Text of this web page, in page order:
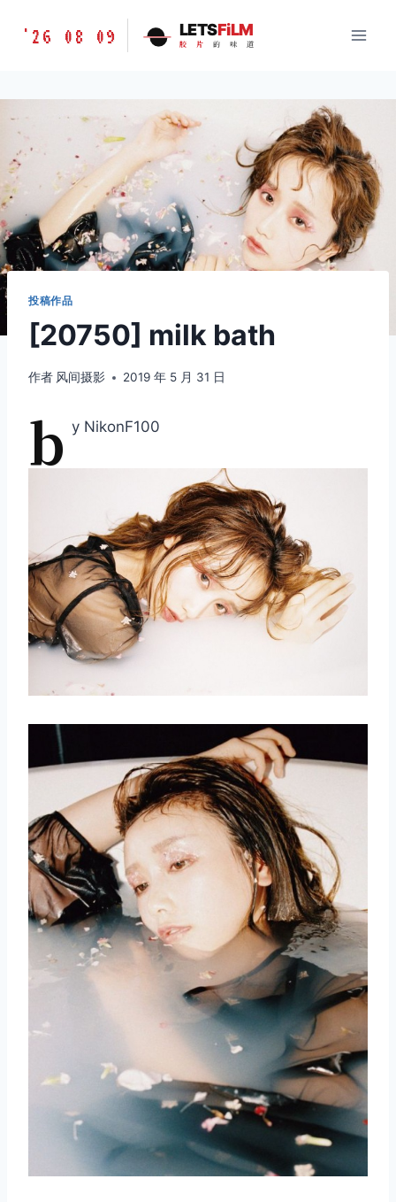
胶
味
LETSFILM
'26 08 09 LETSFiLM
胶 片 的 味 道
投稿作品
[20750] milk bath
作者 风间摄影 2019 年 5 月 31 日
b y NikonF100